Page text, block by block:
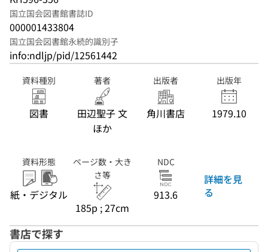
国立国会図書館書誌ID
000001433804
国立国会図書館永続的識別子
info:ndljp/pid/12561442
資料種別
図書
著者
田辺聖子 文
ほか
出版者
角川書店
出版年
1979.10
資料形態
紙・デジタル
ページ数・大き
さ等
185p ; 27cm
NDC
913.6
詳細を見
る
書店で探す